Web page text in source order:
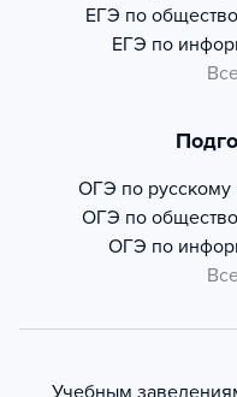
ЕГЭ по
ЕГЭ по
ОГЭ по русскому
ОГЭ по
ОГЭ по
Учебным